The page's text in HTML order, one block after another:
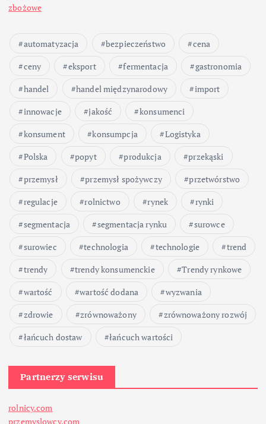
zbożowe
automatyzacja bezpieczeństwo
cena
ceny
eksport fermentacja
gastronomia
handel
handel międzynarodowy
import
innowacje
jakość
konsumenci
konsument
konsumpcja
Logistyka
Polska
popyt produkcja
przekąski
przemysł
przemysł spożywczy
przetwórstwo
regulacje
rolnictwo rynek
rynki
segmentacja
segmentacja rynku
surowce
surowiec
technologia technologie
trend
trendy
trendy konsumenckie
Trendy rynkowe
wartość
wartość dodana
wyzwania
zdrowie
zrównoważony
zrównoważony rozwój
łańcuch dostaw
łańcuch wartości
Partnerzy serwisu
rolnicy.com
przemyslowcy.com